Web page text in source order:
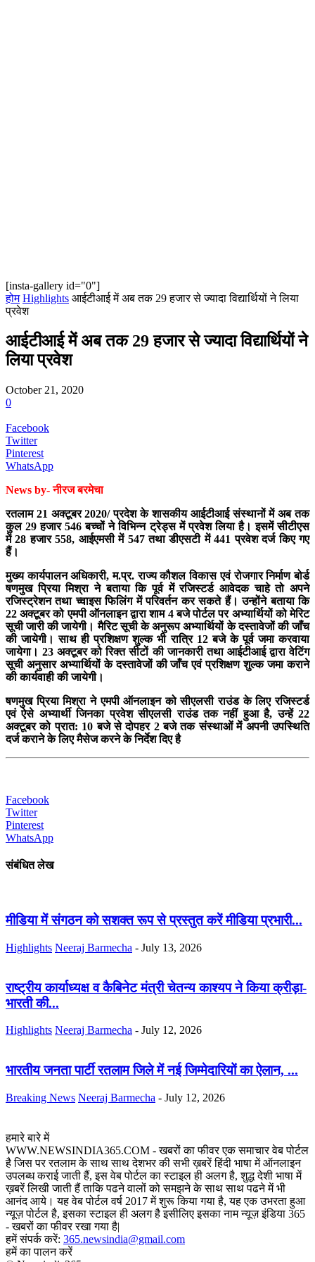
[insta-gallery id="0"]
होम Highlights आईटीआई में अब तक 29 हजार से ज्यादा विद्यार्थियों ने लिया
प्रवेश
आईटीआई में अब तक 29 हजार से ज्यादा विद्यार्थियों ने
लिया प्रवेश
October 21, 2020
0
Facebook
Twitter
Pinterest
WhatsApp
News by- नीरज बरमेचा
रतलाम 21 अक्टूबर 2020/ प्रदेश के शासकीय आईटीआई संस्थानों में अब तक
कुल 29 हजार 546 बच्चों ने विभिन्न ट्रेड्स में प्रवेश लिया है। इसमें सीटीएस
में 28 हजार 558, आईएमसी में 547 तथा डीएसटी में 441 प्रवेश दर्ज किए गए
हैं।
मुख्य कार्यपालन अधिकारी, म.प्र. राज्य कौशल विकास एवं रोजगार निर्माण बोर्ड
षणमुख प्रिया मिश्रा ने बताया कि पूर्व में रजिस्टर्ड आवेदक चाहे तो अपने
रजिस्ट्रेशन तथा च्वाइस फिलिंग में परिवर्तन कर सकते हैं। उन्होंने बताया कि
22 अक्टूबर को एमपी ऑनलाइन द्वारा शाम 4 बजे पोर्टल पर अभ्यार्थियों को मेरिट
सूची जारी की जायेगी। मैरिट सूची के अनुरूप अभ्यार्थियों के दस्तावेजों की जाँच
की जायेगी। साथ ही प्रशिक्षण शुल्क भी रात्रि 12 बजे के पूर्व जमा करवाया
जायेगा। 23 अक्टूबर को रिक्त सीटों की जानकारी तथा आईटीआई द्वारा वेटिंग
सूची अनुसार अभ्यार्थियों के दस्तावेजों की जाँच एवं प्रशिक्षण शुल्क जमा कराने
की कार्यवाही की जायेगी।
षणमुख प्रिया मिश्रा ने एमपी ऑनलाइन को सीएलसी राउंड के लिए रजिस्टर्ड
एवं ऐसे अभ्यार्थी जिनका प्रवेश सीएलसी राउंड तक नहीं हुआ है, उन्हें 22
अक्टूबर को प्रात: 10 बजे से दोपहर 2 बजे तक संस्थाओं में अपनी उपस्थिति
दर्ज कराने के लिए मैसेज करने के निर्देश दिए है
Facebook
Twitter
Pinterest
WhatsApp
संबंधित लेख
मीडिया में संगठन को सशक्त रूप से प्रस्तुत करें मीडिया प्रभारी...
Highlights Neeraj Barmecha - July 13, 2026
राष्ट्रीय कार्याध्यक्ष व कैबिनेट मंत्री चेतन्य काश्यप ने किया क्रीड़ा-
भारती की...
Highlights Neeraj Barmecha - July 12, 2026
भारतीय जनता पार्टी रतलाम जिले में नई जिम्मेदारियों का ऐलान, ...
Breaking News Neeraj Barmecha - July 12, 2026
हमारे बारे में
WWW.NEWSINDIA365.COM - खबरों का फीवर एक समाचार वेब पोर्टल
है जिस पर रतलाम के साथ साथ देशभर की सभी ख़बरें हिंदी भाषा में ऑनलाइन
उपलब्ध कराई जाती हैं, इस वेब पोर्टल का स्टाइल ही अलग है, शुद्ध देशी भाषा में
ख़बरें लिखी जाती हैं ताकि पढने वालों को समझने के साथ साथ पढने में भी
आनंद आये। यह वेब पोर्टल वर्ष 2017 में शुरू किया गया है, यह एक उभरता हुआ
न्यूज़ पोर्टल है, इसका स्टाइल ही अलग है इसीलिए इसका नाम न्यूज़ इंडिया 365
- खबरों का फीवर रखा गया है|
हमें संपर्क करें: 365.newsindia@gmail.com
हमें का पालन करें